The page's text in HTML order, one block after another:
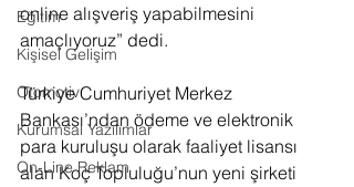
Eğitim
Kişisel Gelişim
Otomotiv
Kurumsal Yazılımlar
On-Line Reklam
online alışveriş yapabilmesini
amaçlıyoruz” dedi.
Türkiye Cumhuriyet Merkez
Bankası’ndan ödeme ve elektronik
para kuruluşu olarak faaliyet lisansı
alan Koç Topluluğu’nun yeni şirketi